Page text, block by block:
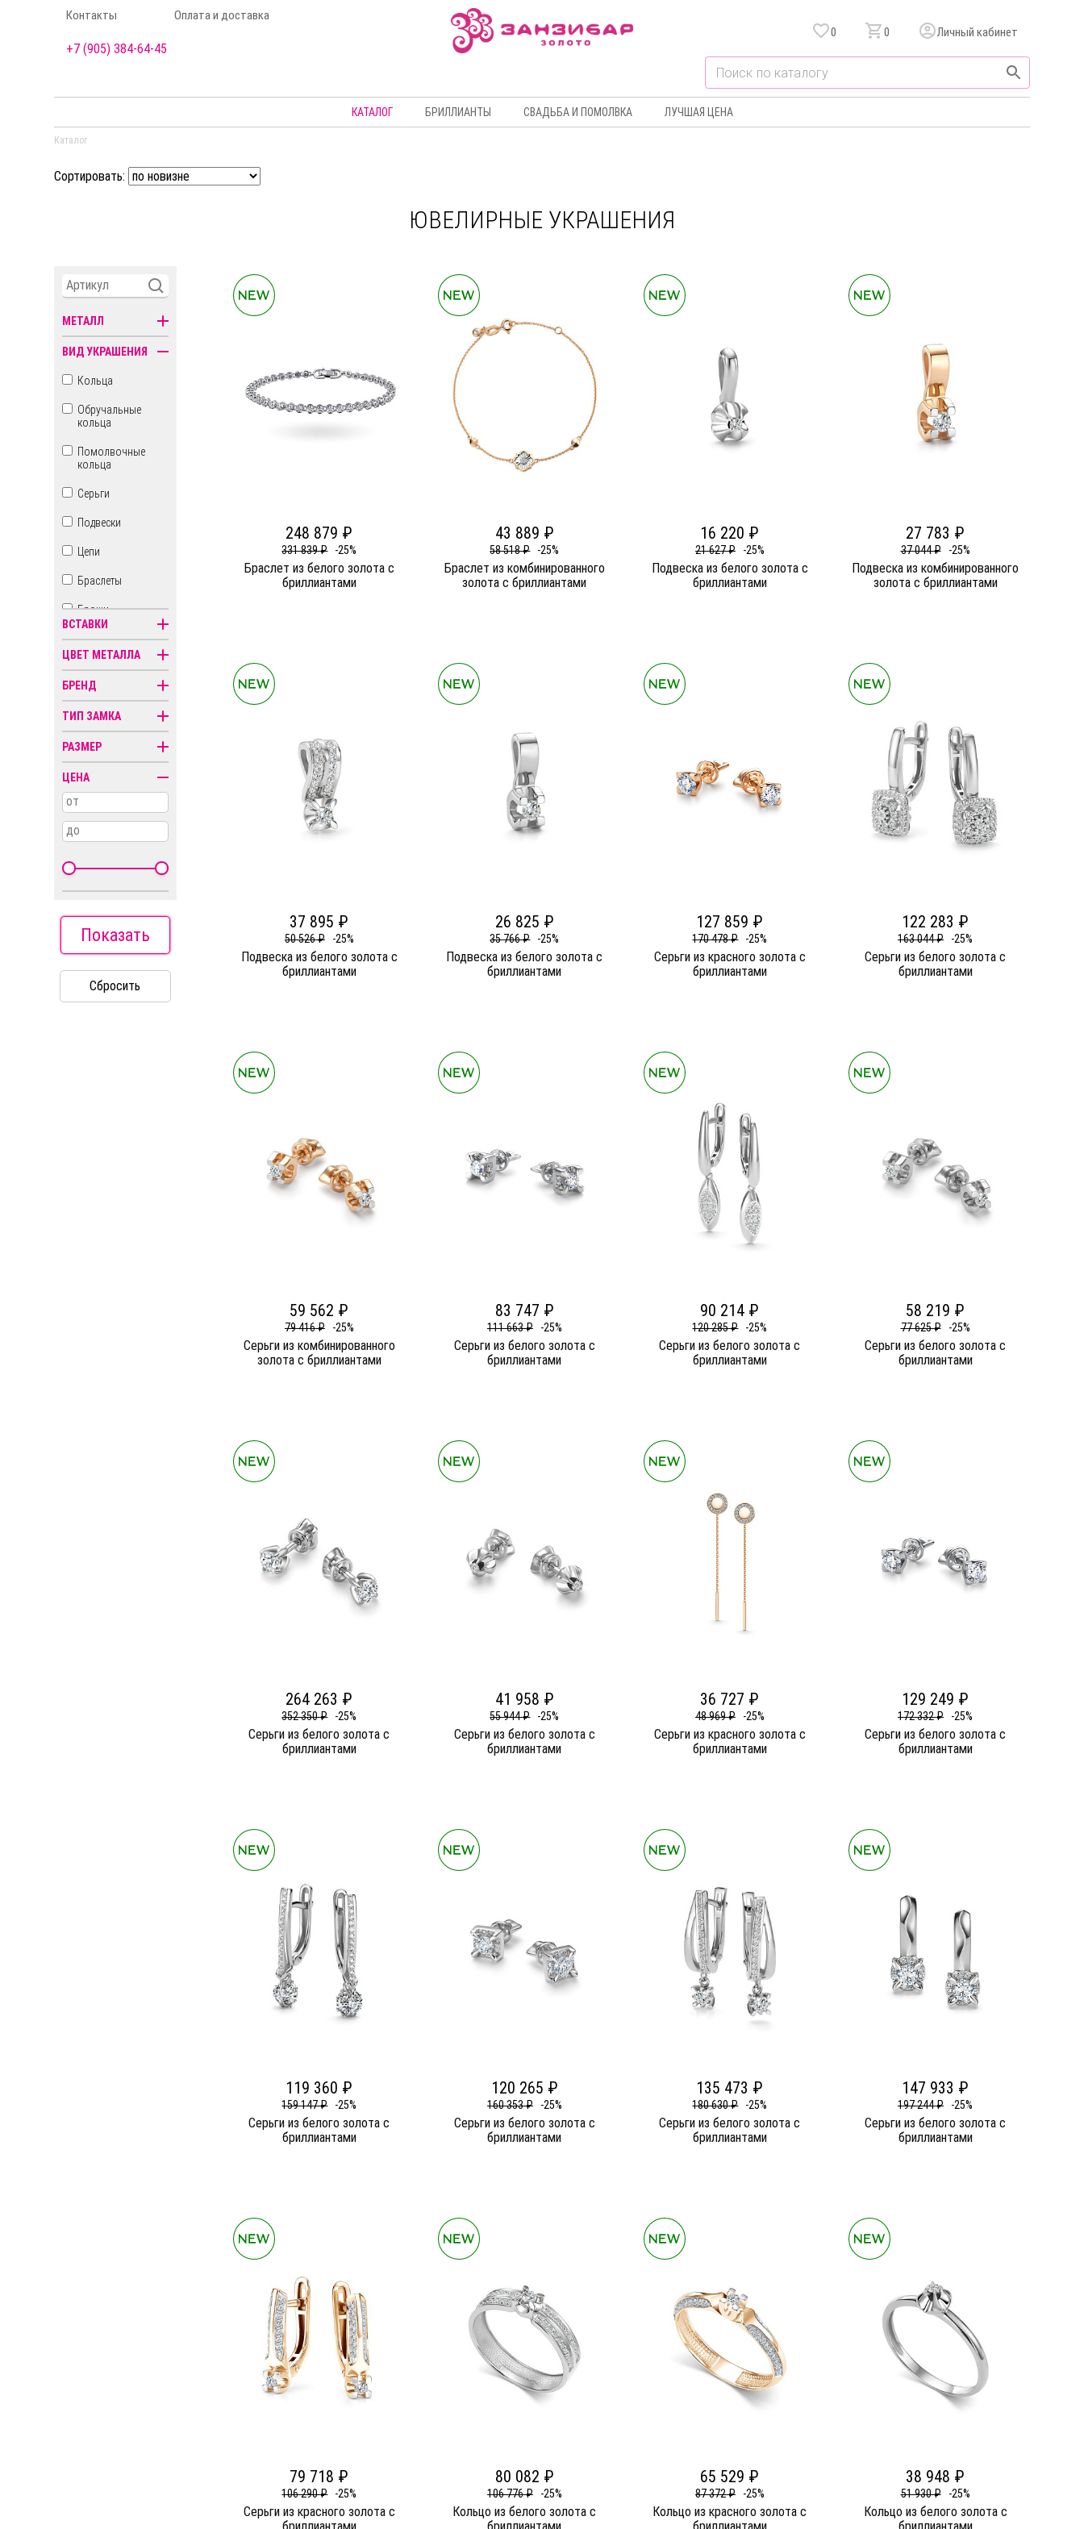
Контакты Оплата и доставка
+7 (905) 384-64-45
0 0 Личный кабинет
КАТАЛОГ БРИЛЛИАНТЫ СВАДЬБА И ПОМОЛВКА ЛУЧШАЯ ЦЕНА
Каталог
Сортировать:
ЮВЕЛИРНЫЕ УКРАШЕНИЯ
МЕТАЛЛ
ВИД УКРАШЕНИЯ
Кольца
Обручальные
кольца
Помолвочные
кольца
Серьги
Подвески
Цепи
Браслеты
Броши
Бусы
Знаки зодиака
Иконы
Кресты
Пирсинг
Религиозная
символика
ВСТАВКИ
ЦВЕТ МЕТАЛЛА
БРЕНД
ТИП ЗАМКА
РАЗМЕР
ЦЕНА
от
до
Показать
Сбросить
248 879 ₽
331 839 ₽ -25%
Браслет из белого золота c
бриллиантами
43 889 ₽
58 518 ₽ -25%
Браслет из комбинированного
золота c бриллиантами
16 220 ₽
21 627 ₽ -25%
Подвеска из белого золота c
бриллиантами
27 783 ₽
37 044 ₽ -25%
Подвеска из комбинированного
золота c бриллиантами
37 895 ₽
50 526 ₽ -25%
Подвеска из белого золота c
бриллиантами
26 825 ₽
35 766 ₽ -25%
Подвеска из белого золота c
бриллиантами
127 859 ₽
170 478 ₽ -25%
Серьги из красного золота c
бриллиантами
122 283 ₽
163 044 ₽ -25%
Серьги из белого золота c
бриллиантами
59 562 ₽
79 416 ₽ -25%
Серьги из комбинированного
золота c бриллиантами
83 747 ₽
111 663 ₽ -25%
Серьги из белого золота c
бриллиантами
90 214 ₽
120 285 ₽ -25%
Серьги из белого золота c
бриллиантами
58 219 ₽
77 625 ₽ -25%
Серьги из белого золота c
бриллиантами
264 263 ₽
352 350 ₽ -25%
Серьги из белого золота c
бриллиантами
41 958 ₽
55 944 ₽ -25%
Серьги из белого золота c
бриллиантами
36 727 ₽
48 969 ₽ -25%
Серьги из красного золота c
бриллиантами
129 249 ₽
172 332 ₽ -25%
Серьги из белого золота c
бриллиантами
119 360 ₽
159 147 ₽ -25%
Серьги из белого золота c
бриллиантами
120 265 ₽
160 353 ₽ -25%
Серьги из белого золота c
бриллиантами
135 473 ₽
180 630 ₽ -25%
Серьги из белого золота c
бриллиантами
147 933 ₽
197 244 ₽ -25%
Серьги из белого золота c
бриллиантами
79 718 ₽
106 290 ₽ -25%
Серьги из красного золота c
80 082 ₽
106 776 ₽ -25%
Кольцо из белого золота c
65 529 ₽
87 372 ₽ -25%
Кольцо из красного золота c
38 948 ₽
51 930 ₽ -25%
Кольцо из белого золота c